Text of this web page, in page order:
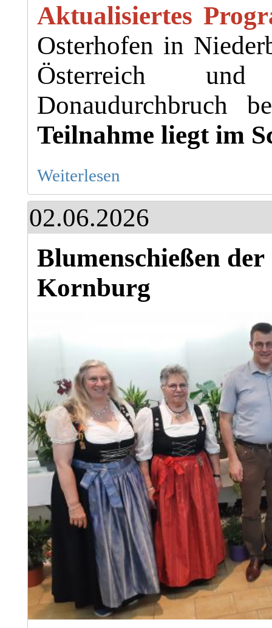
Aktualisiertes
Osterhofen in
Österreich
Donaudurchbruch
Teilnahme liegt im
Weiterlesen
02.06.2026
Blumenschießen
Kornburg